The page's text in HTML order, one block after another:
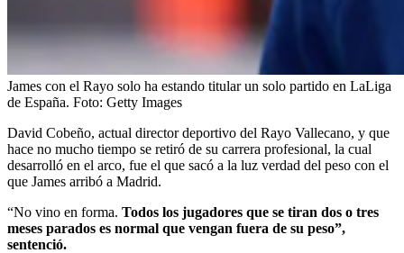
James con el Rayo solo ha estando titular un solo partido en LaLiga
de España. Foto: Getty Images
David Cobeño, actual director deportivo del Rayo Vallecano, y que
hace no mucho tiempo se retiró de su carrera profesional, la cual
desarrolló en el arco, fue el que sacó a la luz verdad del peso con el
que James arribó a Madrid.
“No vino en forma. Todos los jugadores que se tiran dos o tres
meses parados es normal que vengan fuera de su peso”,
sentenció.